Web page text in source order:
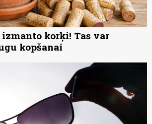
korķi! Tas var
kopšanai